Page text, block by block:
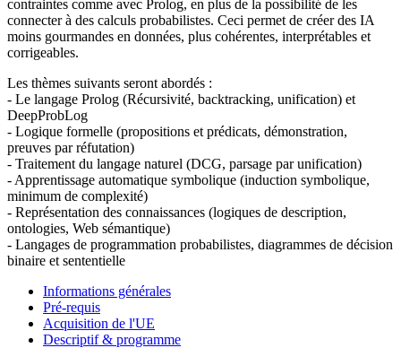
contraintes comme avec Prolog, en plus de la possibilité de les
connecter à des calculs probabilistes. Ceci permet de créer des IA
moins gourmandes en données, plus cohérentes, interprétables et
corrigeables.
Les thèmes suivants seront abordés :
- Le langage Prolog (Récursivité, backtracking, unification) et
DeepProbLog
- Logique formelle (propositions et prédicats, démonstration,
preuves par réfutation)
- Traitement du langage naturel (DCG, parsage par unification)
- Apprentissage automatique symbolique (induction symbolique,
minimum de complexité)
- Représentation des connaissances (logiques de description,
ontologies, Web sémantique)
- Langages de programmation probabilistes, diagrammes de décision
binaire et sententielle
Informations générales
Pré-requis
Acquisition de l'UE
Descriptif & programme